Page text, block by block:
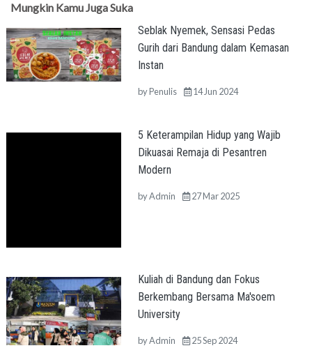
Mungkin Kamu Juga Suka
Seblak Nyemek, Sensasi Pedas
Gurih dari Bandung dalam Kemasan
Instan
byPenulis 14 Jun 2024
5 Keterampilan Hidup yang Wajib
Dikuasai Remaja di Pesantren
Modern
byAdmin 27 Mar 2025
Kuliah di Bandung dan Fokus
Berkembang Bersama Ma'soem
University
byAdmin 25 Sep 2024